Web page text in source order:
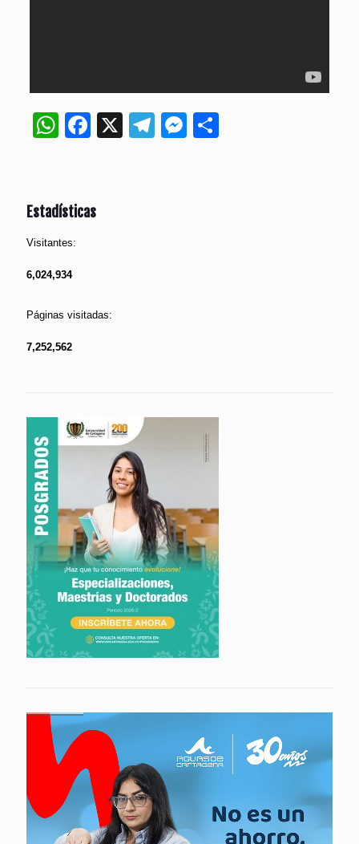
WhatsApp
Facebook
X Telegram
Messenger
Estadísticas
Visitantes:
6,024,934
Páginas visitadas:
7,252,562